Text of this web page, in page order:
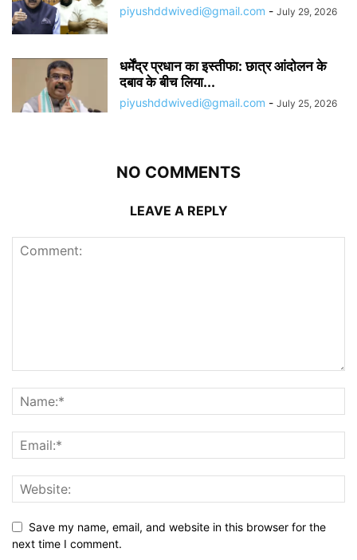
piyushddwivedi@gmail.com - July 29, 2026
धर्मेंद्र प्रधान का इस्तीफा: छात्र आंदोलन के
दबाव के बीच लिया...
piyushddwivedi@gmail.com - July 25, 2026
NO COMMENTS
LEAVE A REPLY
Save my name, email, and website in this browser for the
next time I comment.